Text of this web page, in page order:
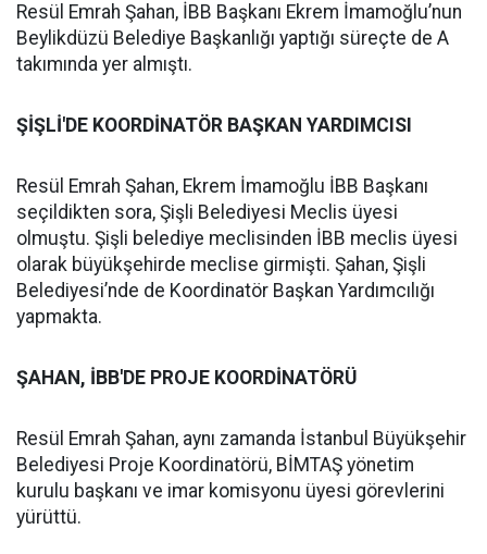
Resül Emrah Şahan, İBB Başkanı Ekrem İmamoğlu’nun
Beylikdüzü Belediye Başkanlığı yaptığı süreçte de A
takımında yer almıştı.
ŞİŞLİ'DE KOORDİNATÖR BAŞKAN YARDIMCISI
Resül Emrah Şahan, Ekrem İmamoğlu İBB Başkanı
seçildikten sora, Şişli Belediyesi Meclis üyesi
olmuştu. Şişli belediye meclisinden İBB meclis üyesi
olarak büyükşehirde meclise girmişti. Şahan, Şişli
Belediyesi’nde de Koordinatör Başkan Yardımcılığı
yapmakta.
ŞAHAN, İBB'DE PROJE KOORDİNATÖRÜ
Resül Emrah Şahan, aynı zamanda İstanbul Büyükşehir
Belediyesi Proje Koordinatörü, BİMTAŞ yönetim
kurulu başkanı ve imar komisyonu üyesi görevlerini
yürüttü.